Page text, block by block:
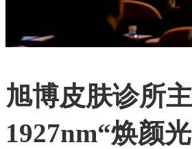
旭博皮肤诊所
1927nm“焕颜